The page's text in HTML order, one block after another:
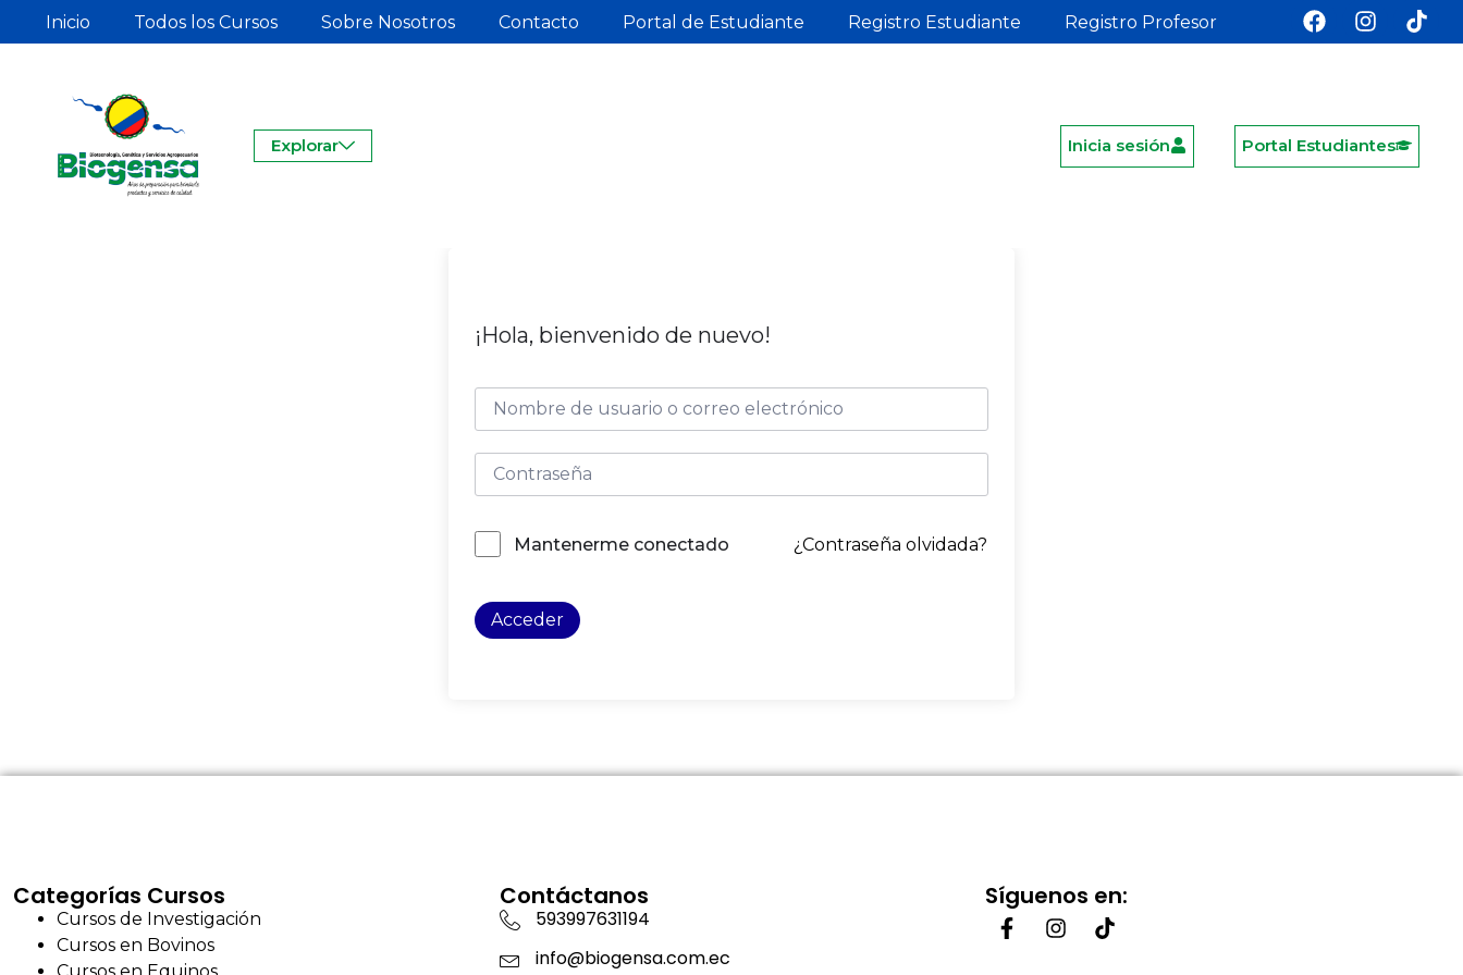
Inicio Todos los Cursos Sobre Nosotros Contacto Portal de Estudiante Registro Estudiante Registro Profesor
Explorar Inicia sesión Portal Estudiantes
¡Hola, bienvenido de nuevo!
Mantenerme conectado ¿Contraseña olvidada?
Acceder
Categorías Cursos
Cursos de Investigación
Cursos en Bovinos
Contáctanos
593997631194
info@biogensa.com.ec
Síguenos en: